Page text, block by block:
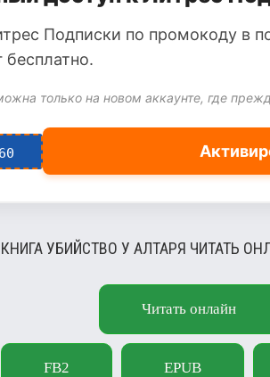
Подписки по промокоду в
бесплатно.
только на новом аккаунте, где
КНИГА УБИЙСТВО У АЛТАРЯ ЧИТАТЬ
Читать онлайн
FB2 EPUB